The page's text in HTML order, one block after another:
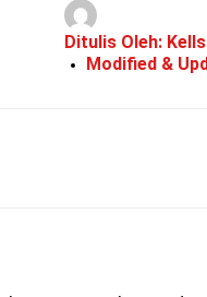
Ditulis Oleh:
Modified &